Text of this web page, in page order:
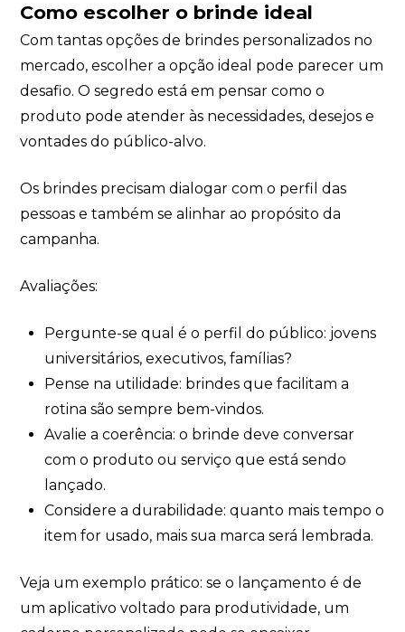
Como escolher o brinde ideal
Com tantas opções de brindes personalizados no
mercado, escolher a opção ideal pode parecer um
desafio. O segredo está em pensar como o
produto pode atender às necessidades, desejos e
vontades do público-alvo.
Os brindes precisam dialogar com o perfil das
pessoas e também se alinhar ao propósito da
campanha.
Avaliações:
Pergunte-se qual é o perfil do público: jovens
universitários, executivos, famílias?
Pense na utilidade: brindes que facilitam a
rotina são sempre bem-vindos.
Avalie a coerência: o brinde deve conversar
com o produto ou serviço que está sendo
lançado.
Considere a durabilidade: quanto mais tempo o
item for usado, mais sua marca será lembrada.
Veja um exemplo prático: se o lançamento é de
um aplicativo voltado para produtividade, um